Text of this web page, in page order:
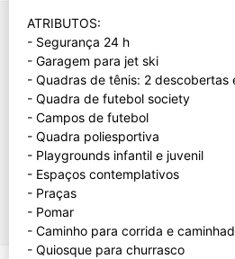
ATRIBUTOS:
- Segurança 24 h
- Garagem para jet ski
- Quadras de tênis: 2 descobertas
- Quadra de futebol society
- Campos de futebol
- Quadra poliesportiva
- Playgrounds infantil e juvenil
- Espaços contemplativos
- Praças
- Pomar
- Caminho para corrida e
- Quiosque para churrasco